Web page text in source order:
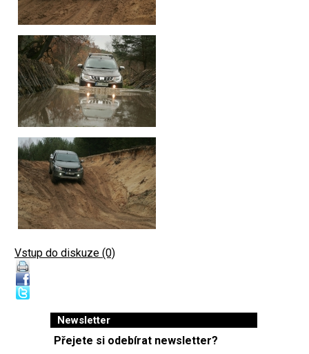
Vstup do diskuze (0)
Newsletter
Přejete si odebírat newsletter?